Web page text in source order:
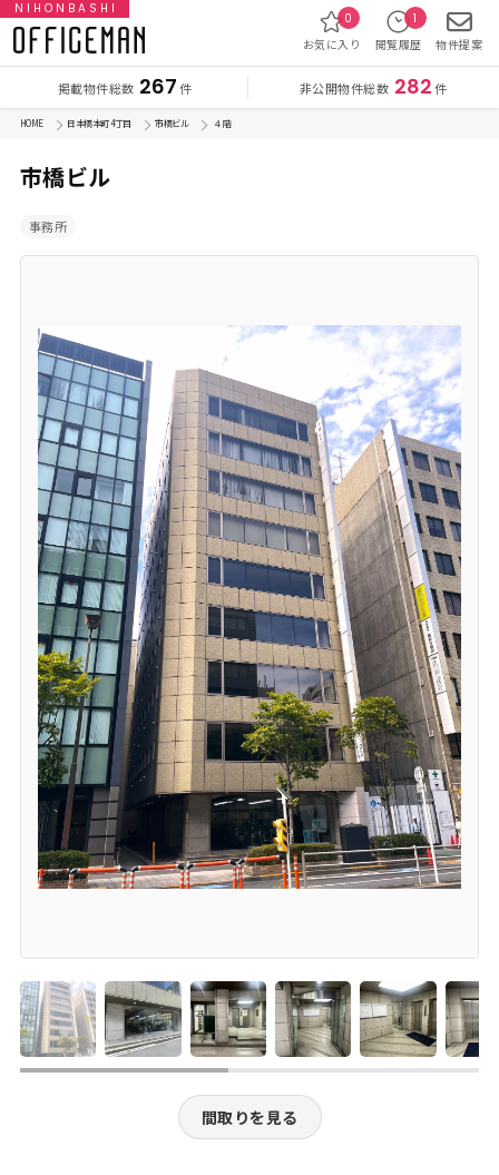
NIHONBASHI
掲載物件総数 267 件 非公開物件総数 282件
お気に入り
0
閲覧履歴
1
物件提案
HOME 日本橋本町 4丁目 市橋ビル ４ 階
市橋ビル
事務所
間取りを見る